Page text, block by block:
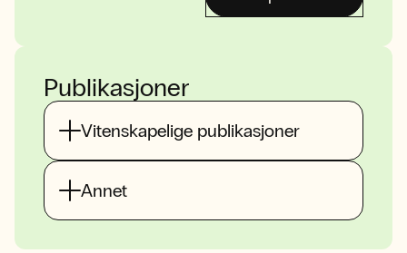
Publikasjoner
Vitenskapelige publikasjoner
Annet